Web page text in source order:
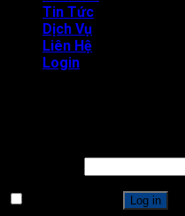
Tin Tức
Dịch Vụ
Liên Hệ
Login
Log in